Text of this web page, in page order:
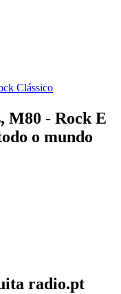
Clássico
M80 - Rock E
o mundo
radio.pt